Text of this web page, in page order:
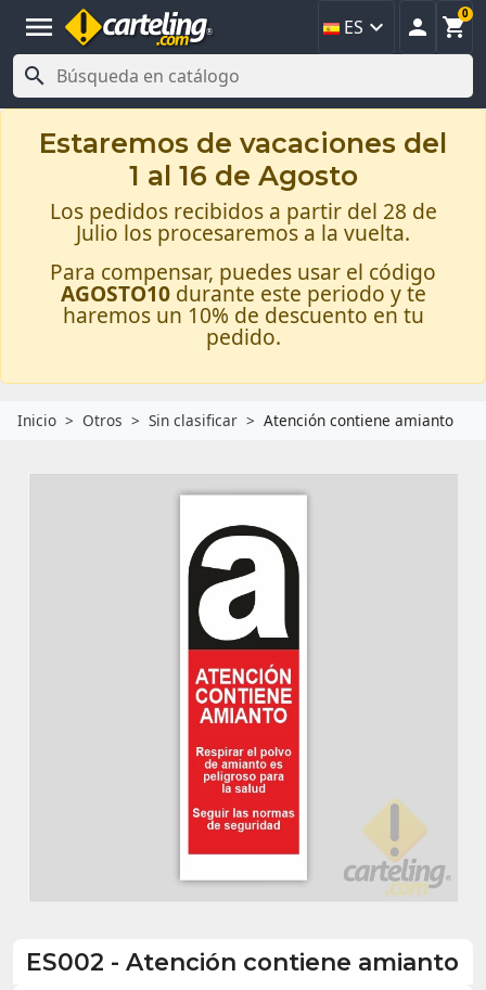
menu ES   
0

Estaremos de vacaciones del
1 al 16 de Agosto
Los pedidos recibidos a partir del 28 de
Julio los procesaremos a la vuelta.
Para compensar, puedes usar el código
AGOSTO10 durante este periodo y te
haremos un 10% de descuento en tu
pedido.
Inicio Otros Sin clasificar Atención contiene amianto
ES002 - Atención contiene amianto